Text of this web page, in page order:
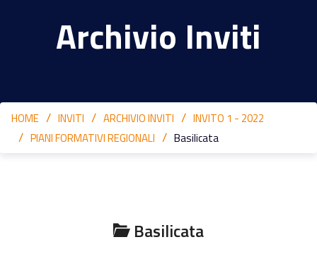
Archivio Inviti
HOME INVITI ARCHIVIO INVITI
INVITO 1 - 2022
PIANI FORMATIVI REGIONALI
Basilicata
Basilicata